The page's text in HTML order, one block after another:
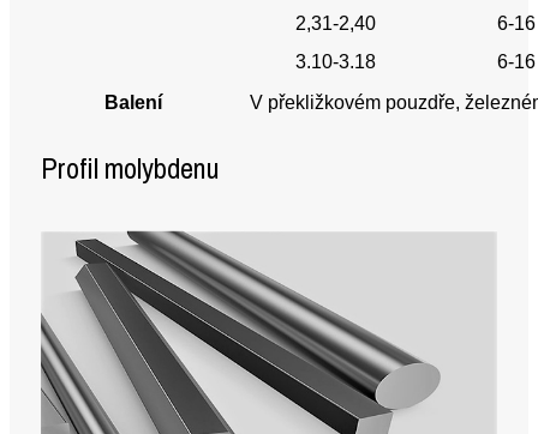
2,31-2,40
6-
3.10-3.18
6-
Balení
V překližkovém pouzdře,
Profil molybdenu